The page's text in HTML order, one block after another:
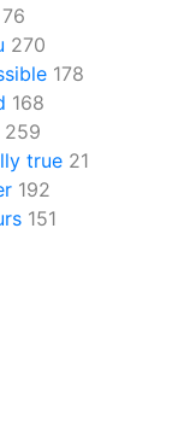
76
270
178
168
259
true 21
192
151